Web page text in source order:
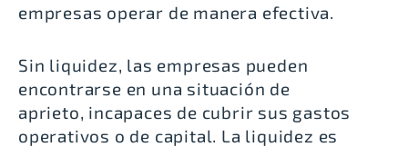
empresas operar de manera efectiva.
Sin liquidez, las empresas pueden
encontrarse en una situación de
aprieto, incapaces de cubrir sus gastos
operativos o de capital. La liquidez es